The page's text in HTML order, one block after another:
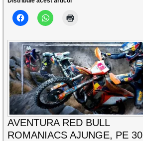
AVENTURA RED BULL
ROMANIACS AJUNGE, PE 30